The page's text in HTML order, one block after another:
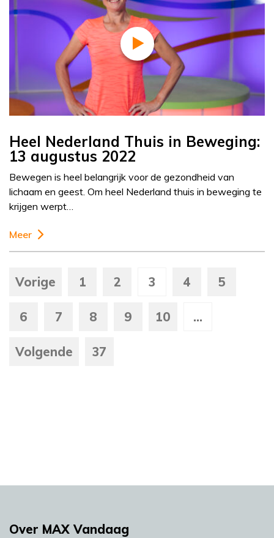
Heel Nederland Thuis in Beweging:
13 augustus 2022
Bewegen is heel belangrijk voor de gezondheid van
lichaam en geest. Om heel Nederland thuis in beweging te
krijgen werpt…
Meer
Vorige 1 2 3 4 5
6 7 8 9 10 ...
Volgende 37
Over MAX Vandaag